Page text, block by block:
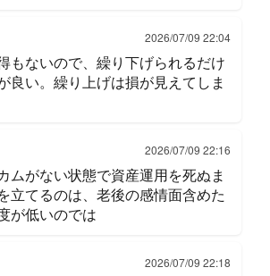
2026/07/09 22:04
もないので、繰り下げられるだけ
良い。繰り上げは損が見えてしま
2026/07/09 22:16
ムがない状態で資産運用を死ぬま
立てるのは、老後の感情面含めた
が低いのでは
2026/07/09 22:18